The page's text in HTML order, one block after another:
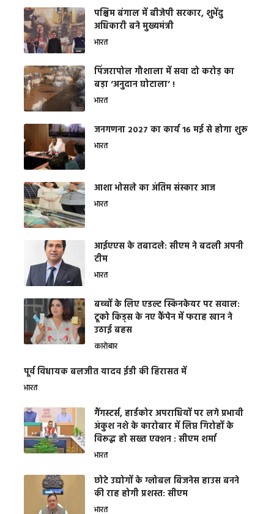
पश्चिम बंगाल में बीजेपी सरकार, शुभेंदु
अधिकारी बने मुख्यमंत्री
भारत
​पिंजरापोल गौशाला में सवा दो करोड़ का
बड़ा ‘अनुदान घोटाला’ !
भारत
जनगणना 2027 का कार्य 16 मई से होगा शुरू
भारत
आशा भोसले का अंतिम संस्कार आज
भारत
आईएएस के तबादले: सीएम ने बदली अपनी
टीम
भारत
बच्चों के लिए एडल्ट स्किनकेयर पर सवाल:
टूको किड्स के नए कैंपेन में फराह खान ने
उठाई बहस
कारोबार
पूर्व विधायक बलजीत यादव ईडी की हिरासत में
भारत
गैंगस्टर्स, हार्डकोर अपराधियों पर लगे प्रभावी
अंकुश नशे के कारोबार में लिप्त गिरोहों के
विरूद्ध हो सख्त एक्शन : सीएम शर्मा
भारत
छोटे उद्योगों के ग्लोबल बिजनेस हाउस बनने
की राह होगी प्रशस्त: सीएम
भारत